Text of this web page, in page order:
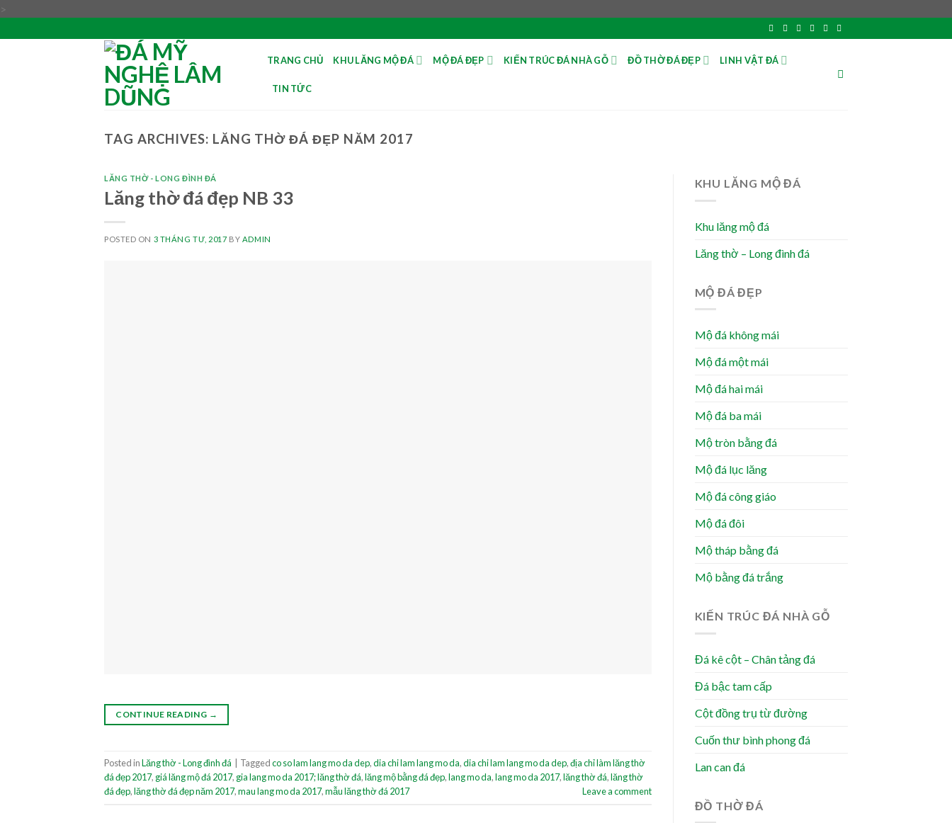
>
content
TRANG CHỦ KHU LĂNG MỘ ĐÁ MỘ ĐÁ ĐẸP KIẾN TRÚC ĐÁ NHÀ GỖ ĐỒ THỜ ĐÁ ĐẸP LINH VẬT ĐÁ
TIN TỨC
TAG ARCHIVES: LĂNG THỜ ĐÁ ĐẸP NĂM 2017
LĂNG THỜ - LONG ĐÌNH ĐÁ
Lăng thờ đá đẹp NB 33
POSTED ON 3 THÁNG TƯ, 2017 BY ADMIN
CONTINUE READING →
Posted inLăng thờ - Long đình đá Taggedco so lam lang mo da dep,dia chi lam lang mo da,dia chi lam lang mo da dep,địa chỉ làm lăng thờ
đá đẹp 2017, giá lăng mộ đá 2017, gia lang mo da 2017; lăng thờ đá,lăng mộ bằng đá đẹp,lang mo da,lang mo da 2017,lăng thờ đá,lăng thờ
đá đẹp,lăng thờ đá đẹp năm 2017,mau lang mo da 2017,mẫu lăng thờ đá 2017 Leave a comment
KHU LĂNG MỘ ĐÁ
Khu lăng mộ đá
Lăng thờ – Long đình đá
MỘ ĐÁ ĐẸP
Mộ đá không mái
Mộ đá một mái
Mộ đá hai mái
Mộ đá ba mái
Mộ tròn bằng đá
Mộ đá lục lăng
Mộ đá công giáo
Mộ đá đôi
Mộ tháp bằng đá
Mộ bằng đá trắng
KIẾN TRÚC ĐÁ NHÀ GỖ
Đá kê cột – Chân tảng đá
Đá bậc tam cấp
Cột đồng trụ từ đường
Cuốn thư bình phong đá
Lan can đá
ĐỒ THỜ ĐÁ